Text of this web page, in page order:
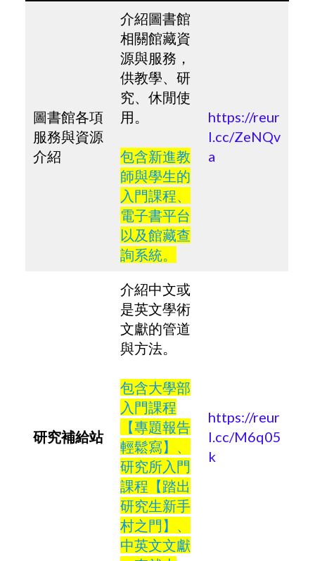
圖書館各項
服務與資源
介紹
介紹圖書館
相關館藏資
源與服務，
供教學、研
究、休閒使
用。
包含新進教
師與學生的
入門課程、
電子書平台
以及館藏查
詢系統。
https://reur
l.cc/ZeNQv
a
研究補給站
介紹中文或
是英文學術
文獻的管道
與方法。
包含大學部
入門課程
【專題報告
輕鬆寫】、
研究所入門
課程【踏出
研究生新手
村之門】、
中英文文獻
https://reur
l.cc/M6q05
k